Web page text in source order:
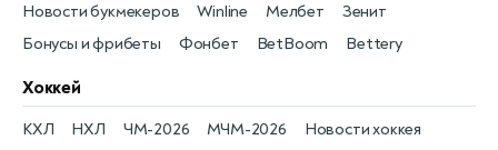
Бонусы и фрибеты
Новости букмекеров
Фонбет
Winline
BetBoom
Мелбет
Bettery
Зенит
Хоккей
Новости хоккея
КХЛ
НХЛ
ЧМ-2026
МЧМ-2026